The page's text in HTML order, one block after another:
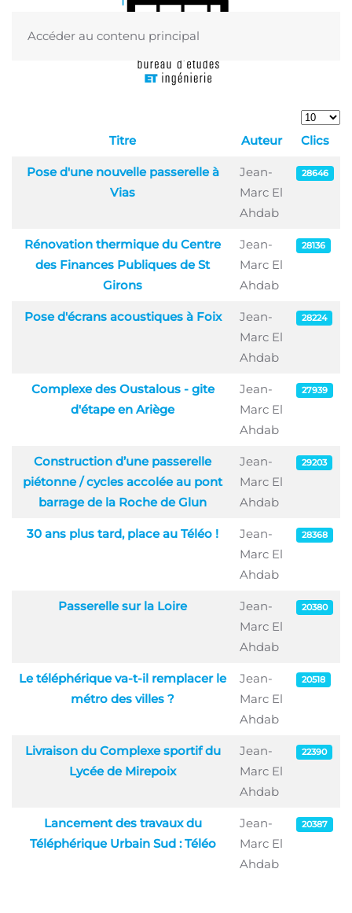
Accéder au contenu principal
Menu
Afficher
Articles
Titre Auteur Clics
Pose d'une nouvelle passerelle à
Vias
Jean-
Marc El
Ahdab
28646
Rénovation thermique du Centre
des Finances Publiques de St
Girons
Jean-
Marc El
Ahdab
28136
Pose d'écrans acoustiques à Foix
Jean-
Marc El
Ahdab
28224
Complexe des Oustalous - gite
d'étape en Ariège
Jean-
Marc El
Ahdab
27939
Construction d’une passerelle
piétonne / cycles accolée au pont
barrage de la Roche de Glun
Jean-
Marc El
Ahdab
29203
30 ans plus tard, place au Téléo !
Jean-
Marc El
Ahdab
28368
Passerelle sur la Loire
Jean-
Marc El
Ahdab
20380
Le téléphérique va-t-il remplacer le
métro des villes ?
Jean-
Marc El
Ahdab
20518
Livraison du Complexe sportif du
Lycée de Mirepoix
Jean-
Marc El
Ahdab
22390
Lancement des travaux du
Téléphérique Urbain Sud : Téléo
Jean-
Marc El
Ahdab
20387